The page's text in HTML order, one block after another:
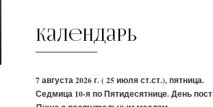
Календарь
7 августа 2026 г. ( 25 июля ст.ст.), пятница.
Седмица 10-я по Пятидесятнице. День